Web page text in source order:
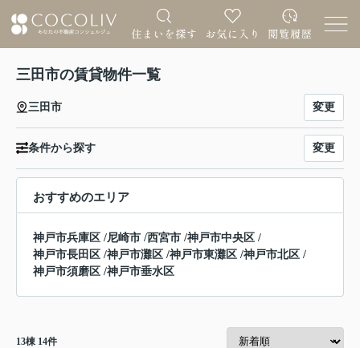
三田市の賃貸物件一覧
三田市 変更
条件から探す 変更
おすすめのエリア
神戸市兵庫区 /尼崎市 /西宮市 /神戸市中央区 /
神戸市長田区 /神戸市灘区 /神戸市東灘区 /神戸市北区 /
神戸市須磨区 /神戸市垂水区
13棟 14件